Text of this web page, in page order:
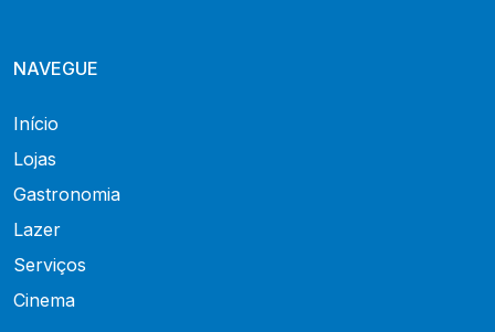
NAVEGUE
Início
Lojas
Gastronomia
Lazer
Serviços
Cinema